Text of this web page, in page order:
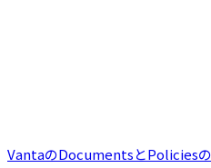
VantaのDocumentsとPoliciesの